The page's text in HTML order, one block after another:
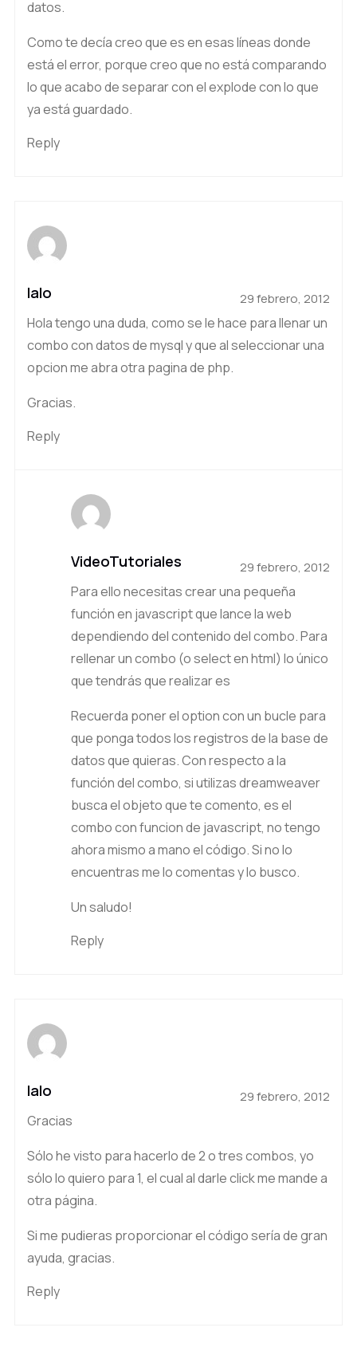
datos.
Como te decía creo que es en esas líneas donde
está el error, porque creo que no está comparando
lo que acabo de separar con el explode con lo que
ya está guardado.
Reply
lalo 29 febrero, 2012
Hola tengo una duda, como se le hace para llenar un
combo con datos de mysql y que al seleccionar una
opcion me abra otra pagina de php.
Gracias.
Reply
VideoTutoriales 29 febrero, 2012
Para ello necesitas crear una pequeña
función en javascript que lance la web
dependiendo del contenido del combo. Para
rellenar un combo (o select en html) lo único
que tendrás que realizar es
Recuerda poner el option con un bucle para
que ponga todos los registros de la base de
datos que quieras. Con respecto a la
función del combo, si utilizas dreamweaver
busca el objeto que te comento, es el
combo con funcion de javascript, no tengo
ahora mismo a mano el código. Si no lo
encuentras me lo comentas y lo busco.
Un saludo!
Reply
lalo 29 febrero, 2012
Gracias
Sólo he visto para hacerlo de 2 o tres combos, yo
sólo lo quiero para 1, el cual al darle click me mande a
otra página.
Si me pudieras proporcionar el código sería de gran
ayuda, gracias.
Reply